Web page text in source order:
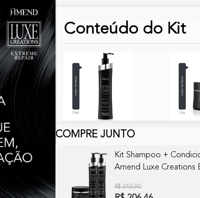
Conteúdo do Kit
COMPRE JUNTO
Kit Shampoo +
Amend Luxe Creations
R$ 242,90